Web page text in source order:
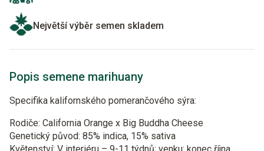
Největší výběr semen skladem
Popis semene marihuany
Specifika kalifornského pomerančového sýra:
Rodiče: California Orange x Big Buddha Cheese
Genetický původ: 85% indica, 15% sativa